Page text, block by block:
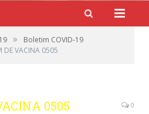
»
Boletim COVID-19
DE VACINA 0505
0505 0